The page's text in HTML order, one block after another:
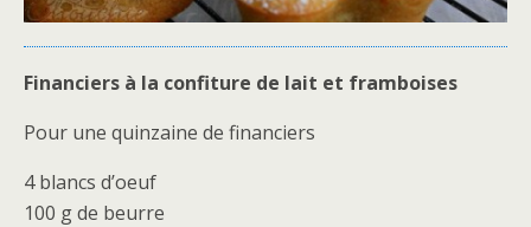
Financiers à la confiture de lait et framboises
Pour une quinzaine de financiers
4 blancs d’oeuf
100 g de beurre